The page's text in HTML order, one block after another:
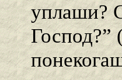
уплаши?
Господ?”